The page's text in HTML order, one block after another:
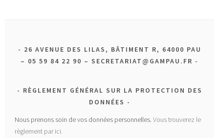
26 AVENUE DES LILAS, BÂTIMENT R, 64000 PAU
– 05 59 84 22 90 – SECRETARIAT@GAMPAU.FR
RÈGLEMENT GÉNÉRAL SUR LA PROTECTION DES
DONNÉES
Nous prenons soin de vos données personnelles.Vous trouverez le
règlement par ici.